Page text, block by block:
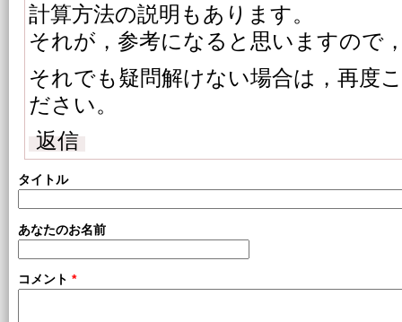
計算方法の説明もあります。
それが，参考になると思いますので
それでも疑問解けない場合は，再度
ださい。
返信
タイトル
あなたのお名前
コメント *